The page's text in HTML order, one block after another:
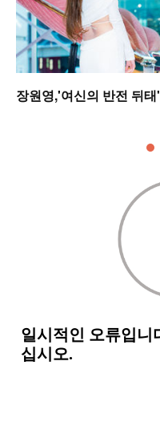
장원영,'여신의 반전 뒤태'